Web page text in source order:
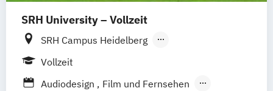
SRH University – Vollzeit
SRH Campus Heidelberg
SRH Campus Berlin
Vollzeit
Audiodesign
Film und Fernsehen